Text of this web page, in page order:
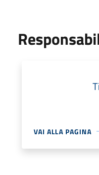
VAI ALLA PAGINA